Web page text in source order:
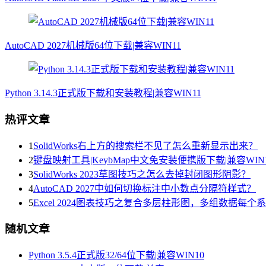
AutoCAD 2027机械版64位下载|兼容WIN11
Python 3.14.3正式版下载和安装教程|兼容WIN11
热评文章
1 SolidWorks右上方的搜索栏不见了怎么重新显示出来？
2键盘映射工具|KeybMap中文免安装便携版下载|兼容
3SolidWorks 2023草图技巧之怎么去掉封闭图形阴影？
4AutoCAD 2027中如何切换标注中小数点分隔符样式？
5Excel 2024图表技巧之复合多层柱形图，多组数据每个
随机文章
Python 3.5.4正式版32/64位下载|兼容WIN10